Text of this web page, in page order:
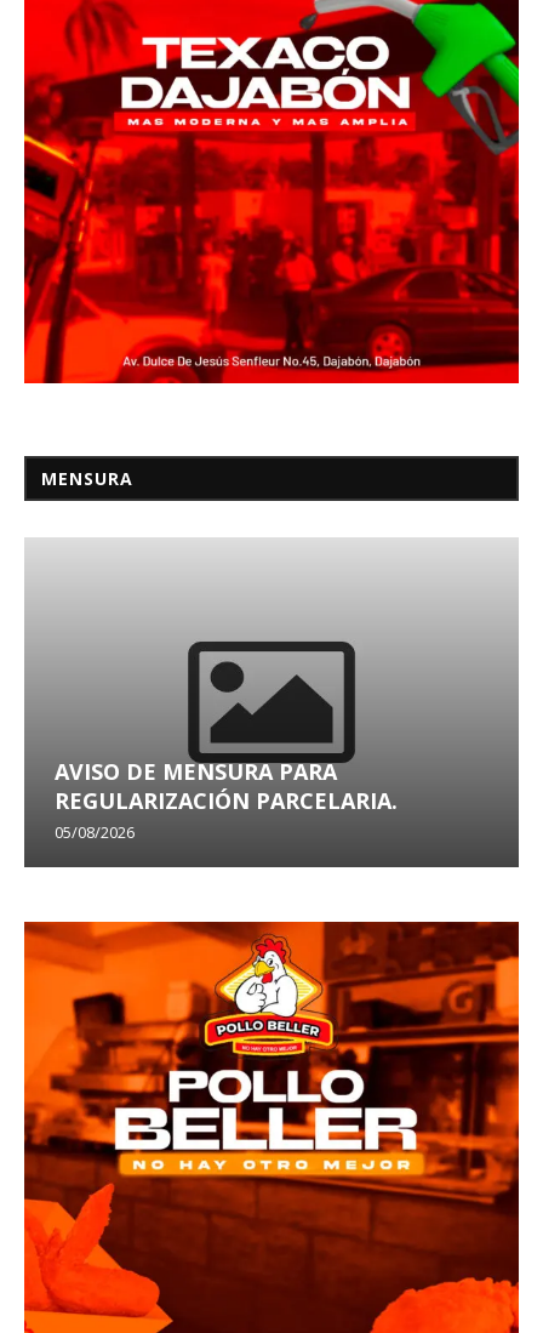
MENSURA
AVISO DE MENSURA PARA
REGULARIZACIÓN PARCELARIA.
05/08/2026